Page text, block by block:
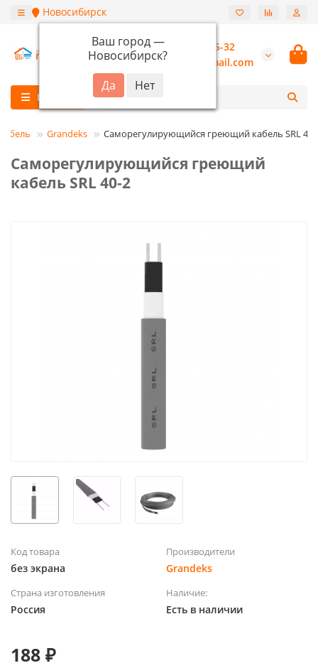
Новосибирск
Ваш город —
Новосибирск?
+7 (913) 987-55-32
burannsk@gmail.com
Каталог
Grandeks Саморегулирующийся греющий кабель SRL 40-
Саморегулирующийся греющий
кабель SRL 40-2
Код товара
без экрана
Производители
Grandeks
Страна изготовления
Россия
Наличие:
Есть в наличии
188 ₽